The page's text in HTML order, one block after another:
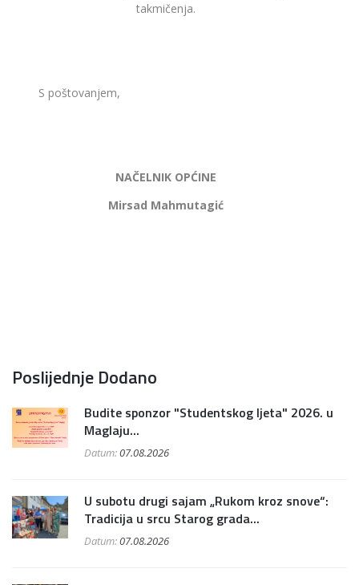
takmičenja.
S poštovanjem,
NAČELNIK OPĆINE
Mirsad Mahmutagić
Poslijednje Dodano
Budite sponzor "Studentskog ljeta" 2026. u
Maglaju...
Datum:07.08.2026
U subotu drugi sajam „Rukom kroz snove“:
Tradicija u srcu Starog grada...
Datum:07.08.2026